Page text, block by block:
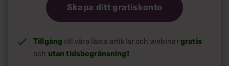
Skapa ditt gratiskonto
Tillgångtill våra låsta artiklar och webinargratis
och utan tidsbegränsning!